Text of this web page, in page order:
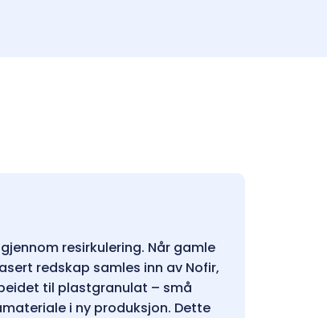
resirkulering. Når gamle
redskap samles inn av Nofir,
til plastgranulat – små
i ny produksjon. Dette